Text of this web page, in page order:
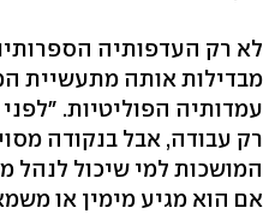
לא רק העדפותיה
מבדילות אותה מתעשיית
עמדותיה הפוליטיות.
רק עבודה, אבל בנקודה
המושכות למי שיכול לנהל
אם הוא מגיע מימין או